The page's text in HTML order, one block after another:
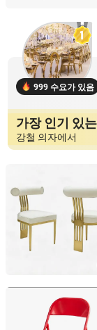
999 수요가 있음
가장 인기 있
강철 의자에서
Foshan Sawa
Guangdong,
Langfang